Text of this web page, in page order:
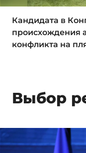
Кандидата в
происхождения
конфликта на
Выбор